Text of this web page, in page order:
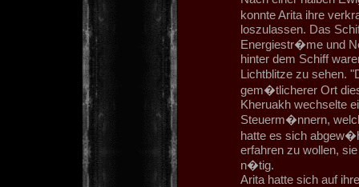
konnte Arita ihre
loszulassen. Das
Energiestr�me und
hinter dem Schiff
Lichtblitze zu sehen.
gem�tlicherer Ort
Kheruakh wechselte
Steuerm�nnern,
hatte es sich
erfahren zu wollen,
n�tig.
Arita hatte sich auf